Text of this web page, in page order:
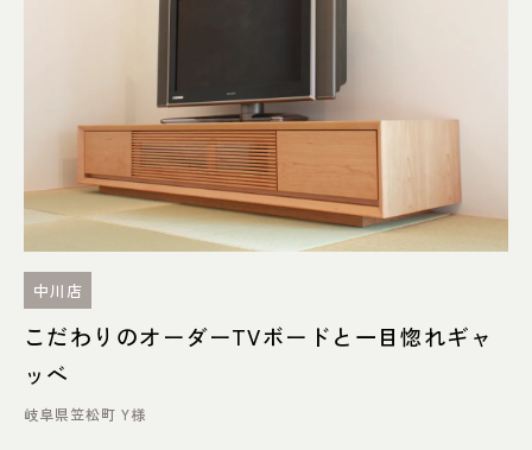
中川店
こだわりのオーダーTVボードと一目惚れギャ
ッベ
岐阜県笠松町 Y様